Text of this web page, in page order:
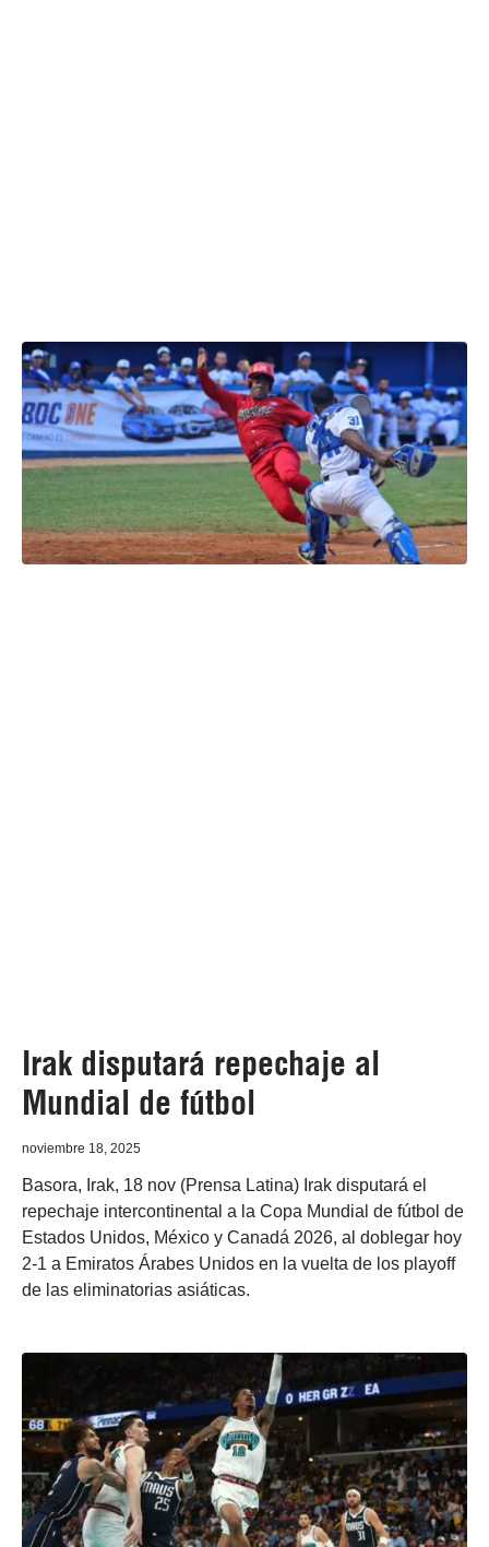
Irak disputará repechaje al
Mundial de fútbol
noviembre 18, 2025
Basora, Irak, 18 nov (Prensa Latina) Irak disputará el
repechaje intercontinental a la Copa Mundial de fútbol de
Estados Unidos, México y Canadá 2026, al doblegar hoy
2-1 a Emiratos Árabes Unidos en la vuelta de los playoff
de las eliminatorias asiáticas.